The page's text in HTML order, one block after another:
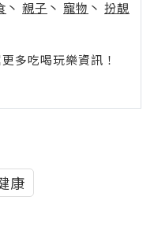
丶 親子 丶 寵物 丶 扮靚
多吃喝玩樂資訊！
康